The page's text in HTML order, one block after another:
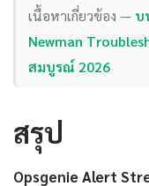
เนื้อหาเกี่ยวข้อง — บ
Newman
สมบูรณ์ 2026
สรุป
Opsgenie Alert